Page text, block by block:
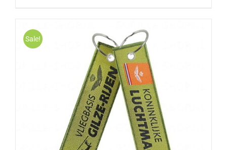
Sale!